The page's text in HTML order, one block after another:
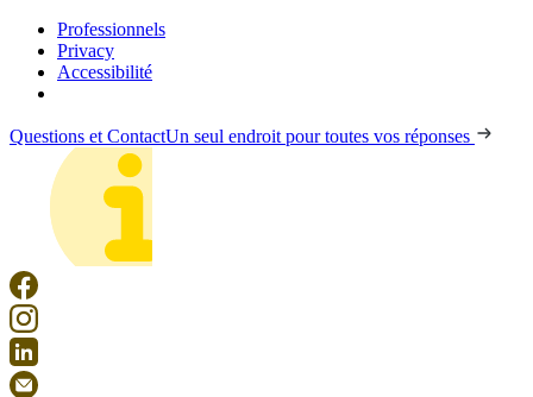
Professionnels
Privacy
Accessibilité
Questions et ContactUn seul endroit pour toutes vos réponses